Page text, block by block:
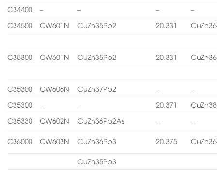
C34400 – – –
–
C34500
CW601N CuZn35Pb2 20.331
C35300 CW601N CuZn35Pb2 20.331
C35300 CW606N CuZn37Pb2 –
–
C35300
– – 20.371
C35330
CW602N CuZn36Pb2As – –
C36000 CW603N CuZn36Pb3 20.375
CuZn35Pb3